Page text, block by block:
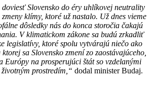
doviesť Slovensko do éry uhlíkovej neutrality
klímy, ktoré už nastalo. Už dnes vieme
dôsledky nás do konca storočia čakajú
V klimatickom zákone sa budú zrkadliť
legislatívy, ktoré spolu vytvárajú niečo ako
sa Slovensko zmení zo zaostávajúceho,
Európy na prosperujúci štát so vzdelanými
prostredím,“ dodal minister Budaj.